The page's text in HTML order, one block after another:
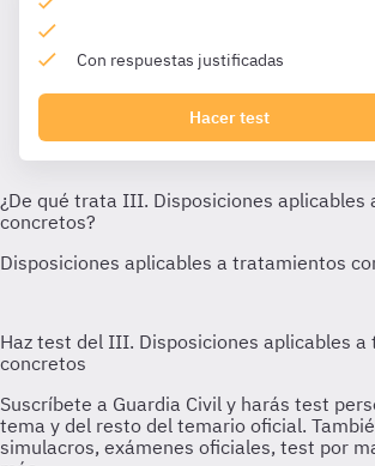
Con respuestas justificadas
Hacer test